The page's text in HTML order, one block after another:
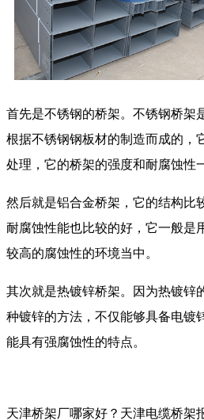
首先是不锈钢的桥架。不锈钢桥架
根据不锈钢钢板材的制造而成的，
处理，它的桥架的强度和耐腐蚀性
然后就是铝合金桥架，它的结构比
耐腐蚀性能也比较的好，它一般是
较高的腐蚀性的环境当中。
其次就是热镀锌桥架。因为热镀锌
种镀锌的方法，不仅能够具备电镀
能具有强腐蚀性的特点。
天津桥架厂哪家好？天津电缆桥架